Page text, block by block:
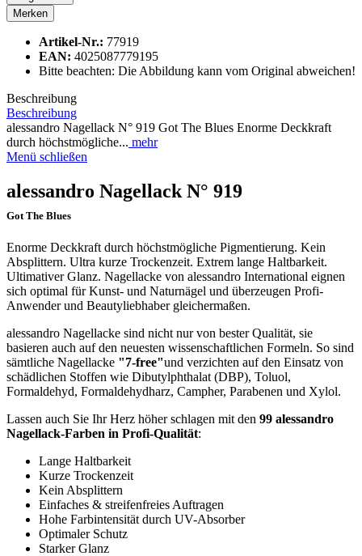
Merken
Artikel-Nr.: 77919
EAN: 4025087779195
Bitte beachten: Die Abbildung kann vom Original abweichen!
Beschreibung
Beschreibung
alessandro Nagellack N° 919 Got The Blues Enorme Deckkraft
durch höchstmögliche... mehr
Menü schließen
alessandro Nagellack N° 919
Got The Blues
Enorme Deckkraft durch höchstmögliche Pigmentierung. Kein
Absplittern. Ultra kurze Trockenzeit. Extrem lange Haltbarkeit.
Ultimativer Glanz. Nagellacke von alessandro International eignen
sich optimal für Kunst- und Naturnägel und überzeugen Profi-
Anwender und Beautyliebhaber gleichermaßen.
alessandro Nagellacke sind nicht nur von bester Qualität, sie
basieren auch auf den neuesten wissenschaftlichen Formeln. So sind
sämtliche Nagellacke "7-free"und verzichten auf den Einsatz von
schädlichen Stoffen wie Dibutylphthalat (DBP), Toluol,
Formaldehyd, Formaldehydharz, Campher, Parabenen und Xylol.
Lassen auch Sie Ihr Herz höher schlagen mit den 99 alessandro
Nagellack-Farben in Profi-Qualität:
Lange Haltbarkeit
Kurze Trockenzeit
Kein Absplittern
Einfaches & streifenfreies Auftragen
Hohe Farbintensität durch UV-Absorber
Optimaler Schutz
Starker Glanz